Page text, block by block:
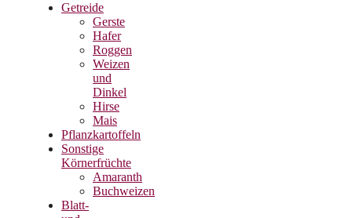
Getreide
Gerste
Hafer
Roggen
Weizen
und
Dinkel
Hirse
Mais
Pflanzkartoffeln
Sonstige
Körnerfrüchte
Amaranth
Buchweizen
Blatt-